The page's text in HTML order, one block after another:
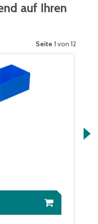
auf Ihren
Seite 1 von 12